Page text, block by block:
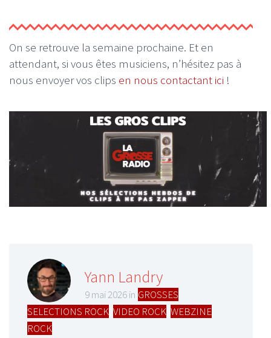
On se retrouve la semaine prochaine. Et en
attendant, si vous êtes musiciens, n’hésitez pas à
nous envoyer vos clips en nous contactant ici !
Yann Landry
9 mai 2026 in GROSSES
SELECTIONS ROCK VIDEO ROCK WEBZINE
ROCK